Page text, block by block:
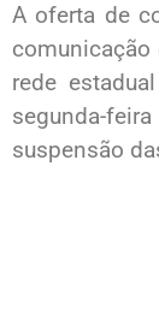
A oferta de
rede
segunda-
suspensão